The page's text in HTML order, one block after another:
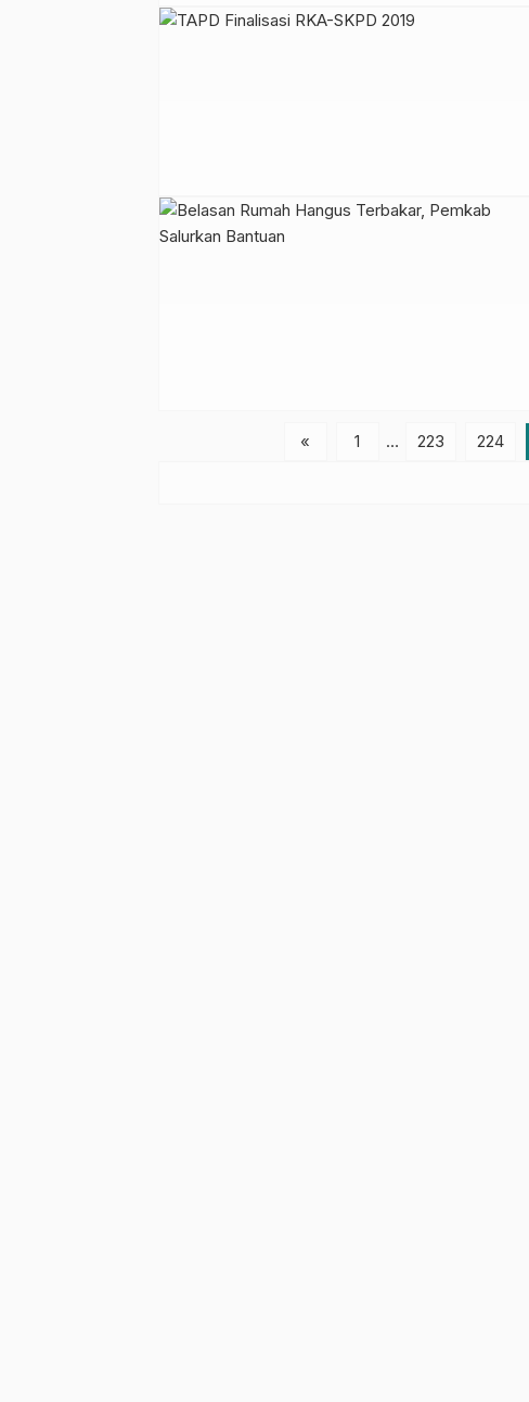
« 1 … 223 224